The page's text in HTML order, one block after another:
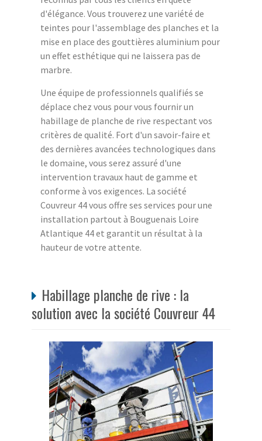
d'élégance. Vous trouverez une variété de
teintes pour l'assemblage des planches et la
mise en place des gouttières aluminium pour
un effet esthétique qui ne laissera pas de
marbre.
Une équipe de professionnels qualifiés se
déplace chez vous pour vous fournir un
habillage de planche de rive respectant vos
critères de qualité. Fort d'un savoir-faire et
des dernières avancées technologiques dans
le domaine, vous serez assuré d'une
intervention travaux haut de gamme et
conforme à vos exigences. La société
Couvreur 44 vous offre ses services pour une
installation partout à Bouguenais Loire
Atlantique 44 et garantit un résultat à la
hauteur de votre attente.
Habillage planche de rive : la
solution avec la société Couvreur 44